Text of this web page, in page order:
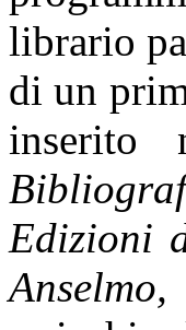
librario
di un
inserito
Edizioni